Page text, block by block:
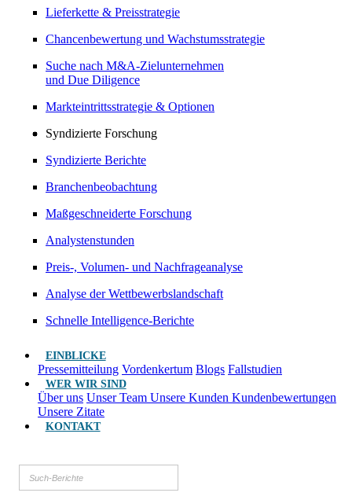
Lieferkette & Preisstrategie
Chancenbewertung und Wachstumsstrategie
Suche nach M&A-Zielunternehmen
und Due Diligence
Markteintrittsstrategie & Optionen
Syndizierte Forschung
Syndizierte Berichte
Branchenbeobachtung
Maßgeschneiderte Forschung
Analystenstunden
Preis-, Volumen- und Nachfrageanalyse
Analyse der Wettbewerbslandschaft
Schnelle Intelligence-Berichte
EINBLICKE
Pressemitteilung Vordenkertum Blogs Fallstudien
WER WIR SIND
Über uns Unser Team Unsere Kunden Kundenbewertungen
Unsere Zitate
KONTAKT